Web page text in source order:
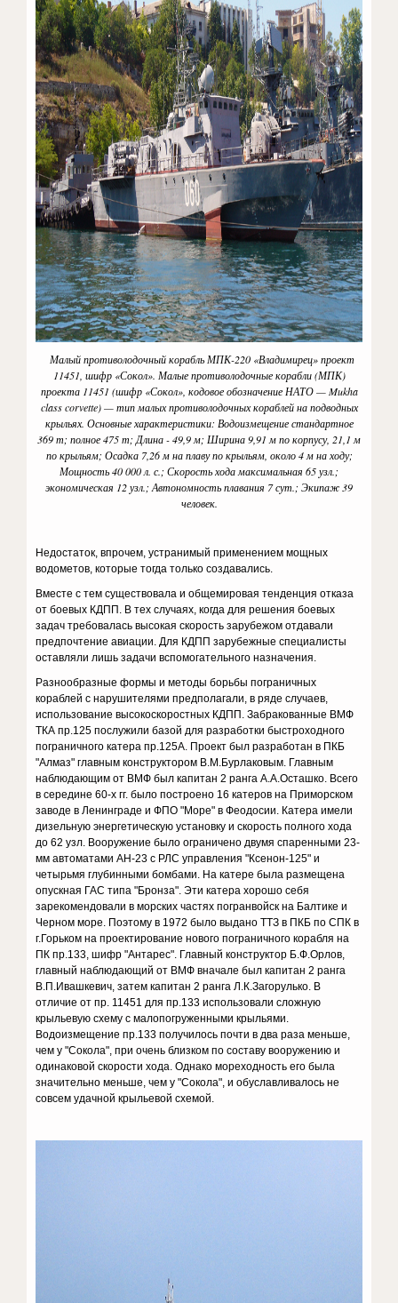
Малый противолодочный корабль МПК-220 «Владимирец» проект
11451, шифр «Сокол». Малые противолодочные корабли (МПК)
проекта 11451 (шифр «Сокол», кодовое обозначение НАТО — Mukha
class corvette) — тип малых противолодочных кораблей на подводных
крыльях. Основные характеристики: Водоизмещение стандартное
369 т; полное 475 т; Длина - 49,9 м; Ширина 9,91 м по корпусу, 21,1 м
по крыльям; Осадка 7,26 м на плаву по крыльям, около 4 м на ходу;
Мощность 40 000 л. с.; Скорость хода максимальная 65 узл.;
экономическая 12 узл.; Автономность плавания 7 сут.; Экипаж 39
человек.
Недостаток, впрочем, устранимый применением мощных
водометов, которые тогда только создавались.
Вместе с тем существовала и общемировая тенденция отказа
от боевых КДПП. В тех случаях, когда для решения боевых
задач требовалась высокая скорость зарубежом отдавали
предпочтение авиации. Для КДПП зарубежные специалисты
оставляли лишь задачи вспомогательного назначения.
Разнообразные формы и методы борьбы пограничных
кораблей с нарушителями предполагали, в ряде случаев,
использование высокоскоростных КДПП. Забракованные ВМФ
ТКА пр.125 послужили базой для разработки быстроходного
пограничного катера пр.125А. Проект был разработан в ПКБ
"Алмаз" главным конструктором В.М.Бурлаковым. Главным
наблюдающим от ВМФ был капитан 2 ранга А.А.Осташко. Всего
в середине 60-х гг. было построено 16 катеров на Приморском
заводе в Ленинграде и ФПО "Море" в Феодосии. Катера имели
дизельную энергетическую установку и скорость полного хода
до 62 узл. Вооружение было ограничено двумя спаренными 23-
мм автоматами АН-23 с РЛС управления "Ксенон-125" и
четырьмя глубинными бомбами. На катере была размещена
опускная ГАС типа "Бронза". Эти катера хорошо себя
зарекомендовали в морских частях погранвойск на Балтике и
Черном море. Поэтому в 1972 было выдано ТТЗ в ПКБ по СПК в
г.Горьком на проектирование нового пограничного корабля на
ПК пр.133, шифр "Антарес". Главный конструктор Б.Ф.Орлов,
главный наблюдающий от ВМФ вначале был капитан 2 ранга
В.П.Ивашкевич, затем капитан 2 ранга Л.К.Загорулько. В
отличие от пр. 11451 для пр.133 использовали сложную
крыльевую схему с малопогруженными крыльями.
Водоизмещение пр.133 получилось почти в два раза меньше,
чем у "Сокола", при очень близком по составу вооружению и
одинаковой скорости хода. Однако мореходность его была
значительно меньше, чем у "Сокола", и обуславливалось не
совсем удачной крыльевой схемой.